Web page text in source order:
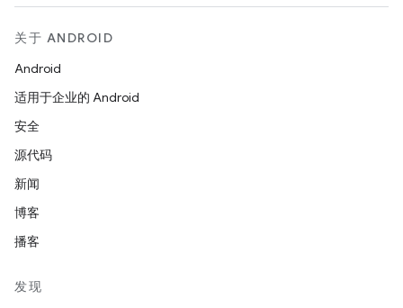
关于 ANDROID
Android
适用于企业的 Android
安全
源代码
新闻
博客
播客
发现